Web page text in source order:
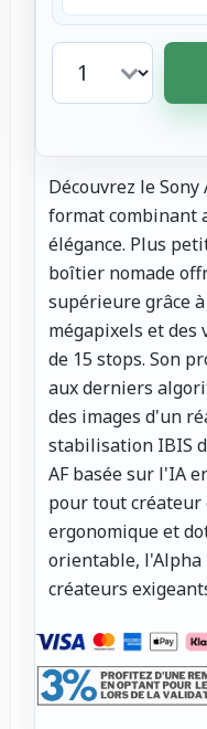
Découvrez le
format combinant
élégance. Plus
boîtier nomade
supérieure grâce
mégapixels et des
de 15 stops. Son
aux derniers
des images d'un
stabilisation IBIS
AF basée sur l'IA
pour tout créateur
ergonomique et
orientable, l'Alpha
créateurs